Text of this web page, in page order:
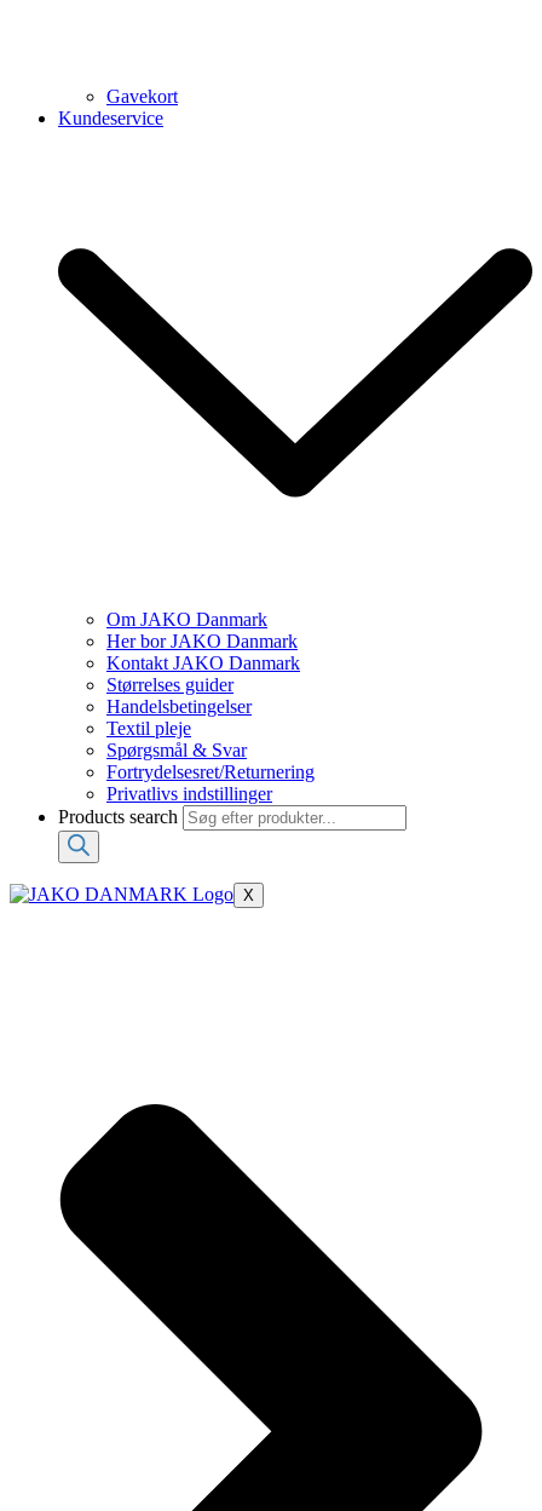
Gavekort
Kundeservice
Om JAKO Danmark
Her bor JAKO Danmark
Kontakt JAKO Danmark
Størrelses guider
Handelsbetingelser
Textil pleje
Spørgsmål & Svar
Fortrydelsesret/Returnering
Privatlivs indstillinger
Products search
X